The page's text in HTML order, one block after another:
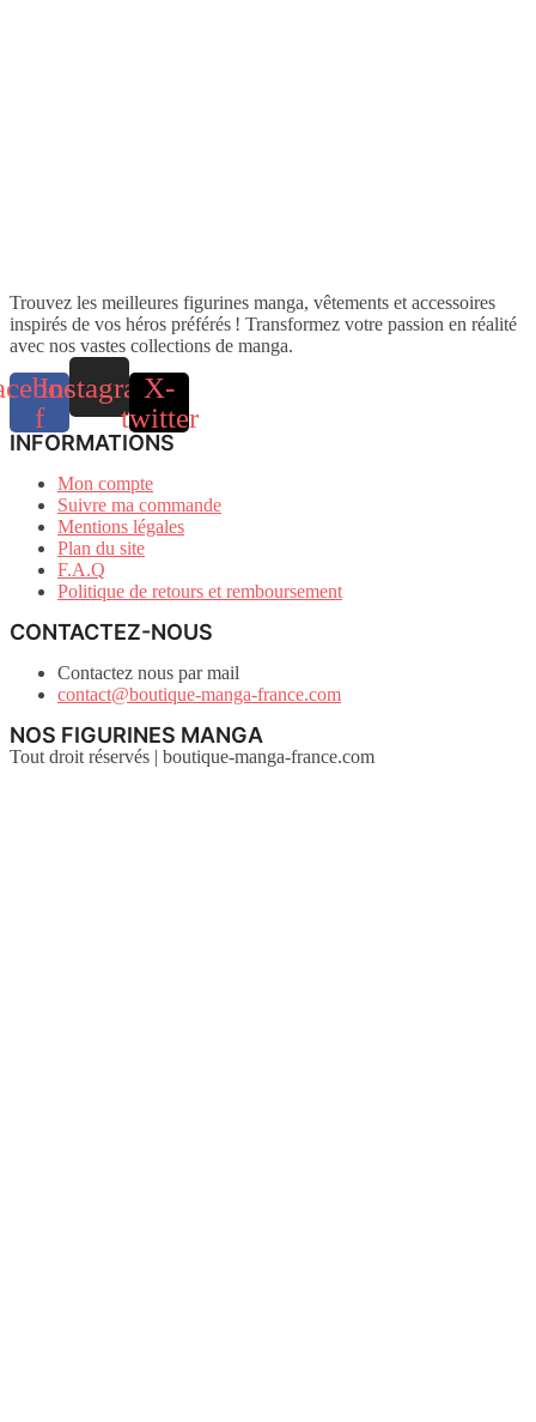
Trouvez les meilleures figurines manga, vêtements et accessoires
inspirés de vos héros préférés ! Transformez votre passion en réalité
avec nos vastes collections de manga.
f
InstagramX-
twitter
INFORMATIONS
Mon compte
Suivre ma commande
Mentions légales
Plan du site
F.A.Q
Politique de retours et remboursement
CONTACTEZ-NOUS
Contactez nous par mail
contact@boutique-manga-france.com
NOS FIGURINES MANGA
Tout droit réservés | boutique-manga-france.com